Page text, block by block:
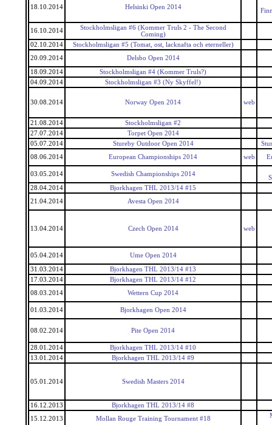
18.10.2014 Helsinki Open 2014
16.10.2014
Stockholmsligan #6 (Kommer Truls 2 - The Second
Coming)
02.10.2014
Stockholmsligan #5 (Tomat, ost, lacknafta och eterneller)
20.09.2014
Delsbo Open 2014
18.09.2014
Stockholmsligan #4 (Kommer Truls?)
04.09.2014
Stockholmsligan #3 (Ny Skyffel!)
30.08.2014 Norway Open 2014 web
21.08.2014
Stockholmsligan #2
27.07.2014
Torpet Open 2014
05.07.2014
Stureby Outdoor Open 2014
08.06.2014
European Championships 2014 web
03.05.2014 Swedish Championships 2014
28.04.2014
Bjorkhagen THL 2013/14 #15
21.04.2014
Avesta Open 2014
13.04.2014 Czech Open 2014 web
05.04.2014 Ume Open 2014
31.03.2014
Bjorkhagen THL 2013/14 #13
17.03.2014
Bjorkhagen THL 2013/14 #12
08.03.2014
Wettern Cup 2014
01.03.2014 Bjorkhagen Open 2014
08.02.2014 Pite Open 2014
28.01.2014
Bjorkhagen THL 2013/14 #10
13.01.2014
Bjorkhagen THL 2013/14 #9
05.01.2014 Swedish Masters 2014
16.12.2013
Bjorkhagen THL 2013/14 #8
15.12.2013
Mollan Rouge Training Tournament #18